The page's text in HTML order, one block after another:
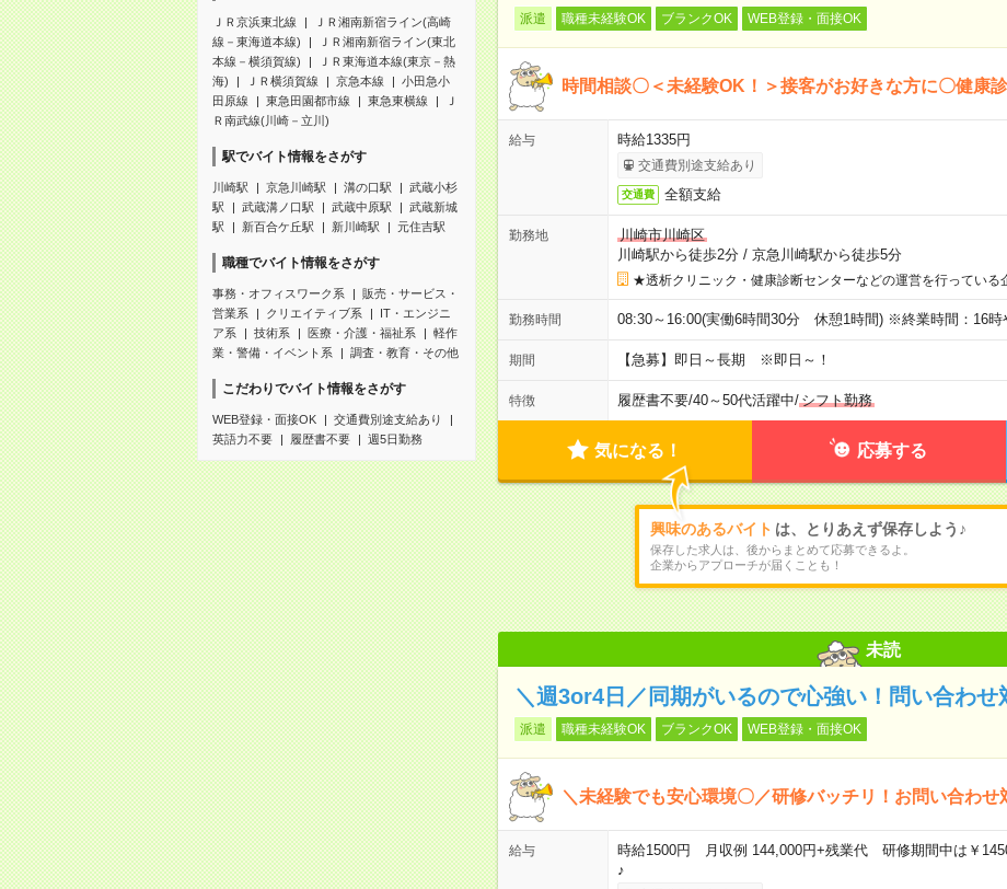
ＪＲ京浜東北線
ＪＲ湘南新宿ライン(高崎
線－東海道本線)
ＪＲ湘南新宿ライン(東北
本線－横須賀線)
ＪＲ東海道本線(東京－熱
海)
ＪＲ横須賀線 京急本線
小田急小
田原線
東急田園都市線 東急東横線
Ｊ
Ｒ南武線(川崎－立川)
駅でバイト情報をさがす
川崎駅 京急川崎駅 溝の口駅
武蔵小杉
駅
武蔵溝ノ口駅 武蔵中原駅
武蔵新城
駅
新百合ケ丘駅 新川崎駅 元住吉駅
職種でバイト情報をさがす
事務・オフィスワーク系
販売・サービス・
営業系
クリエイティブ系
IT・エンジニ
ア系
技術系 医療・介護・福祉系
軽作
業・警備・イベント系
調査・教育・その他
こだわりでバイト情報をさがす
WEB登録・面接OK
交通費別途支給あり
英語力不要
履歴書不要 週5日勤務
派遣 職種未経験OK ブランクOK WEB登録・面接OK
時間相談〇＜未経験OK！＞接客がお好きな方に〇健康
給与 時給1335円
交通費別途支給あり
交通費 全額支給
勤務地
川崎市川崎区
川崎駅から徒歩2分/ 京急川崎駅から徒歩5分
★透析クリニック・健康診断センターなどの運営を行ってい
勤務時間 08:30～16:00(実働6時間30分 休憩1時間) ※終業時間：16時
期間 【急募】即日～長期 ※即日～！
特徴 履歴書不要/40～50代活躍中/シフト勤務
気になる！ 応募する
興味のあるバイト は、とりあえず保存しよう♪
保存した求人は、後からまとめて応募できるよ。
企業からアプローチが届くことも！
未読
＼週3or4日／同期がいるので心強い！問い合わせ
派遣 職種未経験OK ブランクOK WEB登録・面接OK
＼未経験でも安心環境〇／研修バッチリ！お問い合わせ
給与
時給1500円 月収例 144,000円+残業代 研修期間中は￥
♪